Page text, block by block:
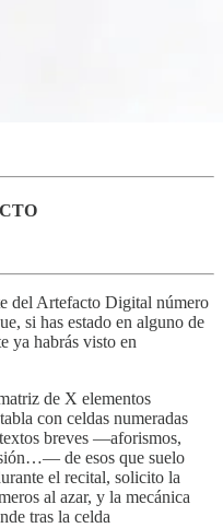
del Artefacto Digital número
si has estado en alguno de
ya habrás visto en
de X elementos
con celdas numeradas
breves —aforismos,
de esos que suelo
el recital, solicito la
al azar, y la mecánica
tras la celda